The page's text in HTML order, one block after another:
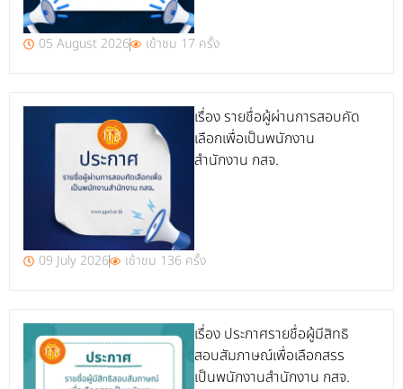
05 August 2026 เข้าชม 17 ครั้ง
เรื่อง รายชื่อผู้ผ่านการสอบคัด
เลือกเพื่อเป็นพนักงาน
สำนักงาน กสจ.
09 July 2026 เข้าชม 136 ครั้ง
เรื่อง ประกาศรายชื่อผู้มีสิทธิ
สอบสัมภาษณ์เพื่อเลือกสรร
เป็นพนักงานสำนักงาน กสจ.